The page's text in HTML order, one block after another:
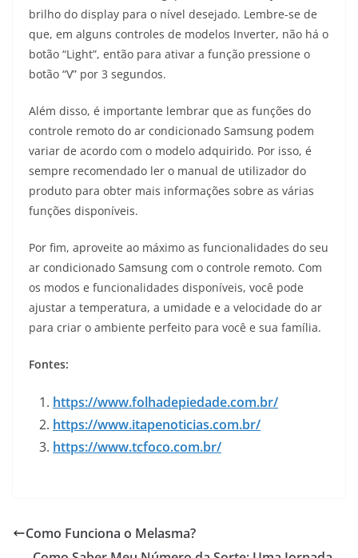
brilho do display para o nível desejado. Lembre-se de
que, em alguns controles de modelos Inverter, não há o
botão “Light”, então para ativar a função pressione o
botão “V” por 3 segundos.
Além disso, é importante lembrar que as funções do
controle remoto do ar condicionado Samsung podem
variar de acordo com o modelo adquirido. Por isso, é
sempre recomendado ler o manual de utilizador do
produto para obter mais informações sobre as várias
funções disponíveis.
Por fim, aproveite ao máximo as funcionalidades do seu
ar condicionado Samsung com o controle remoto. Com
os modos e funcionalidades disponíveis, você pode
ajustar a temperatura, a umidade e a velocidade do ar
para criar o ambiente perfeito para você e sua família.
Fontes:
https://www.folhadepiedade.com.br/
https://www.itapenoticias.com.br/
https://www.tcfoco.com.br/
Como Funciona o Melasma?